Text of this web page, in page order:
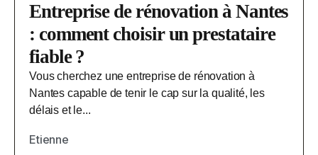
Entreprise de rénovation à Nantes
: comment choisir un prestataire
fiable ?
Vous cherchez une entreprise de rénovation à
Nantes capable de tenir le cap sur la qualité, les
délais et le...
Etienne